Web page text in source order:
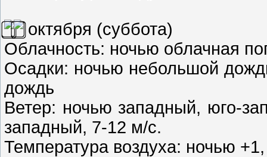
октября (суббота)
Облачность: ночью облачная
Осадки: ночью небольшой
дождь
Ветер: ночью западный, юго-
западный, 7-12 м/с.
Температура воздуха: ночью